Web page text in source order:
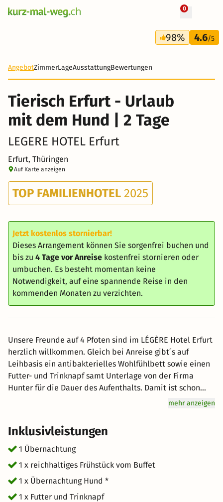
0
2 Tage
83 CHF
+ 24 Fotos
98% 4.6/5
AngebotZimmerLageAusstattungBewertungen
Tierisch Erfurt - Urlaub
mit dem Hund | 2 Tage
LEGERE HOTEL Erfurt
Erfurt, Thüringen
Auf Karte anzeigen
TOP FAMILIENHOTEL 2025
Jetzt kostenlos stornierbar!
Dieses Arrangement können Sie sorgenfrei buchen und
bis zu 4 Tage vor Anreise kostenfrei stornieren oder
umbuchen. Es besteht momentan keine
Notwendigkeit, auf eine spannende Reise in den
kommenden Monaten zu verzichten.
Unsere Freunde auf 4 Pfoten sind im LÉGÈRE Hotel Erfurt
herzlich willkommen. Gleich bei Anreise gibt´s auf
Leihbasis ein antibakterielles Wohlfühlbett sowie einen
Futter- und Trinknapf samt Unterlage von der Firma
Hunter für die Dauer des Aufenthalts. Damit ist schon
mal klar, nicht nur Frauchen und Herrchen werden gut
inklusive und oben drauf gibt´s noch ein paar Leckerlies.
Die landschaftlich reizvolle Umgebung Erfurts ist ein
wahres Eldorado für Ihren Vierbeiner. Es stehen eine
Vielzahl an Wanderwegen zur Verfügung, die sowohl für
Mensch als auch Tier gleichermaßen geeignet sind.
Erkunden Sie z.B. gemeinsam den Steigerwald. Ob
leichte, mittlere oder anspruchsvolle Routen, der
mehr anzeigen
Inklusivleistungen
1 Übernachtung
1 x reichhaltiges Frühstück vom Buffet
1 x Übernachtung Hund *
1 x Futter und Trinknapf